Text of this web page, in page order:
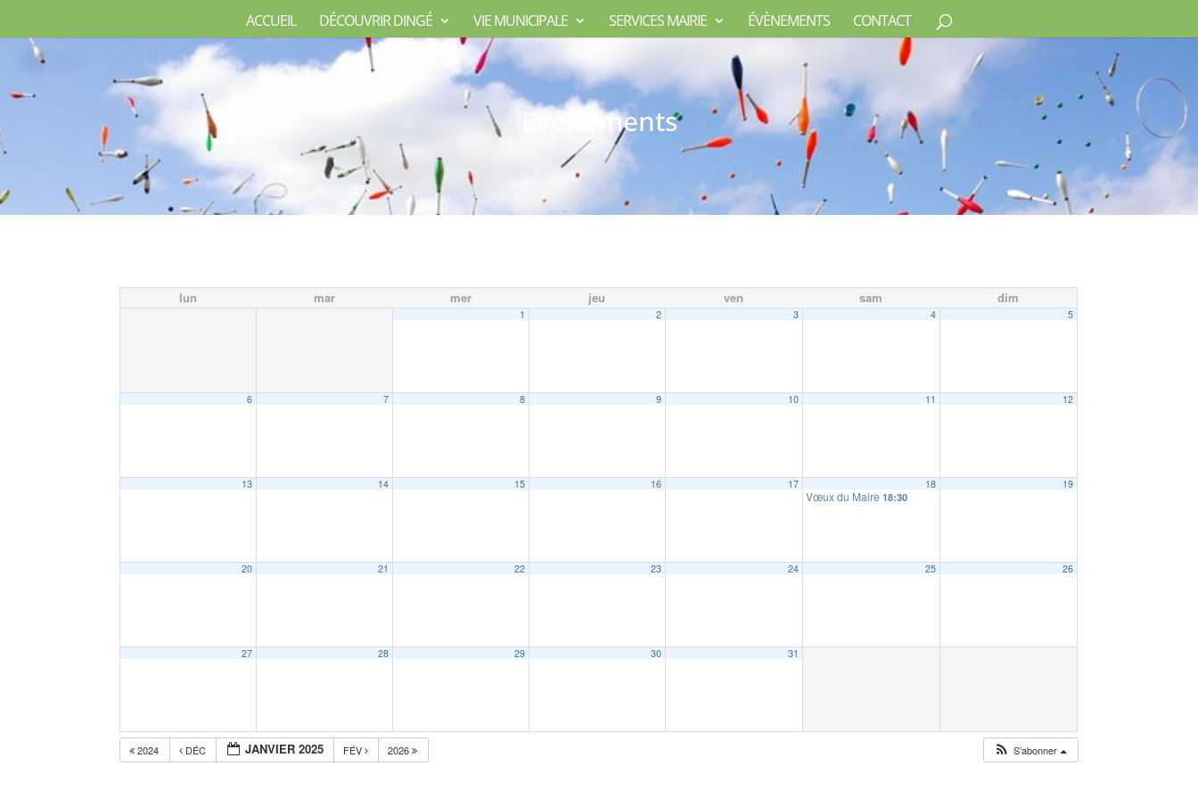
ACCUEIL DÉCOUVRIR DINGÉ VIE MUNICIPALE SERVICES MAIRIE ÉVÈNEMENTS CONTACT
Evènements
lun mar mer jeu ven sam dim
1 2 3 4 5
6 7 8 9 10 11 12
13 14 15 16 17 18
Vœux du Maire18:30
19
20 21 22 23 24 25 26
27 28 29 30 31
2024 DÉC JANVIER 2025 FÉV 2026 S’abonner